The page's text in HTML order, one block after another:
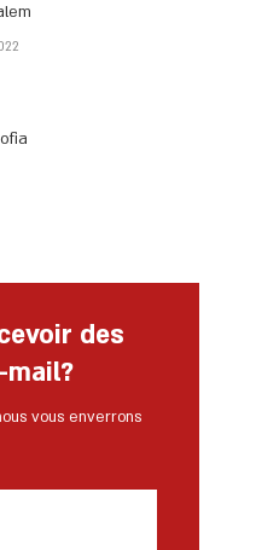
des
vous enverrons